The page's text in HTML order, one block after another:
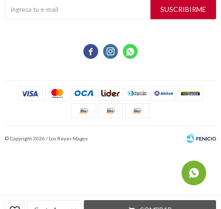
  
SUSCRIBIRME
© Copyright 2026 / Los Reyes Magos